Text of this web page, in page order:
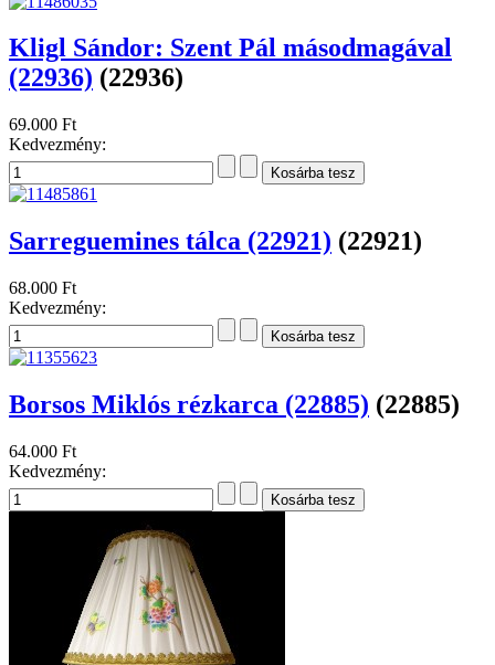
Kligl Sándor: Szent Pál másodmagával
(22936) (22936)
69.000 Ft
Kedvezmény:
Sarreguemines tálca (22921) (22921)
68.000 Ft
Kedvezmény:
Borsos Miklós rézkarca (22885) (22885)
64.000 Ft
Kedvezmény: